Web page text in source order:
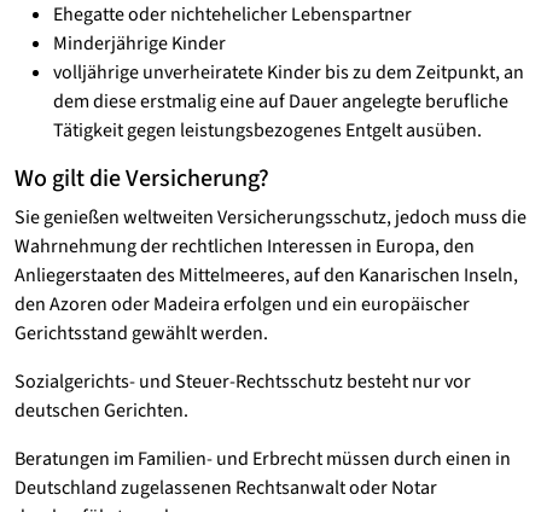
Ehegatte oder nichtehelicher Lebenspartner
Minderjährige Kinder
volljährige unverheiratete Kinder bis zu dem Zeitpunkt, an
dem diese erstmalig eine auf Dauer angelegte berufliche
Tätigkeit gegen leistungsbezogenes Entgelt ausüben.
Wo gilt die Versicherung?
Sie genießen weltweiten Versicherungsschutz, jedoch muss die
Wahrnehmung der rechtlichen Interessen in Europa, den
Anliegerstaaten des Mittelmeeres, auf den Kanarischen Inseln,
den Azoren oder Madeira erfolgen und ein europäischer
Gerichtsstand gewählt werden.
Sozialgerichts- und Steuer-Rechtsschutz besteht nur vor
deutschen Gerichten.
Beratungen im Familien- und Erbrecht müssen durch einen in
Deutschland zugelassenen Rechtsanwalt oder Notar